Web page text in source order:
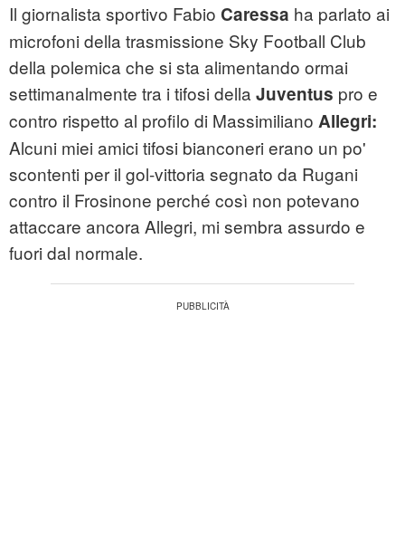
Il giornalista sportivo Fabio Caressa ha parlato ai
microfoni della trasmissione Sky Football Club
della polemica che si sta alimentando ormai
settimanalmente tra i tifosi della Juventus pro e
contro rispetto al profilo di Massimiliano Allegri:
Alcuni miei amici tifosi bianconeri erano un po'
scontenti per il gol-vittoria segnato da Rugani
contro il Frosinone perché così non potevano
attaccare ancora Allegri, mi sembra assurdo e
fuori dal normale.